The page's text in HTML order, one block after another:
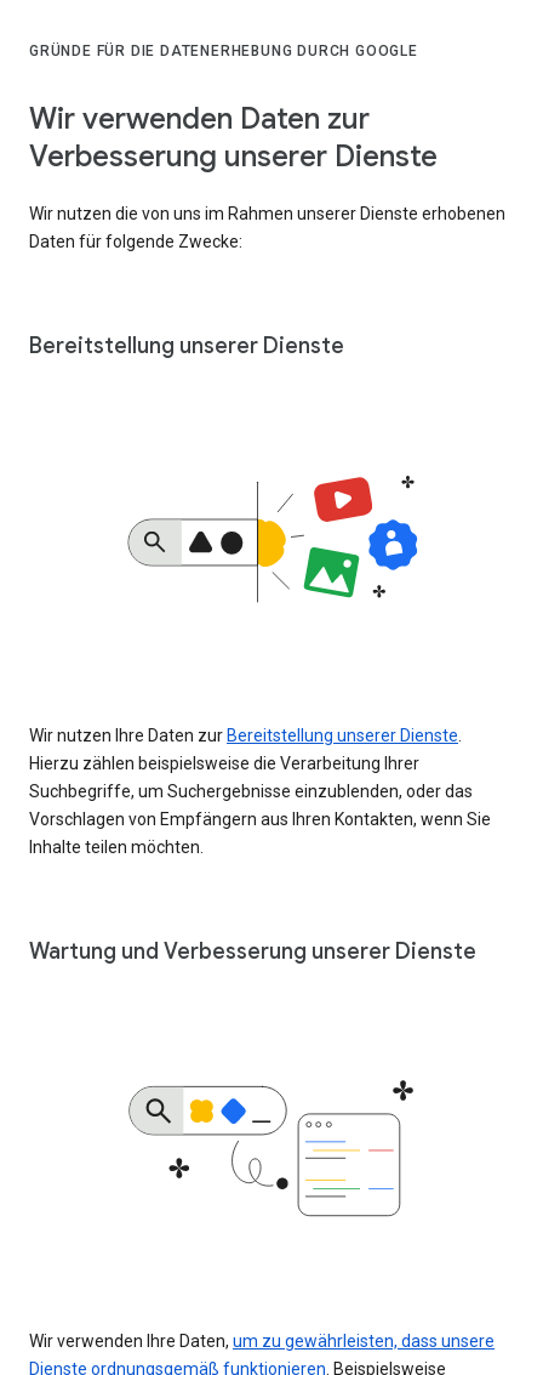
GRÜNDE FÜR DIE DATENERHEBUNG DURCH GOOGLE
Wir verwenden Daten zur
Verbesserung unserer Dienste
Wir nutzen die von uns im Rahmen unserer Dienste erhobenen
Daten für folgende Zwecke:
Bereitstellung unserer Dienste
Wir nutzen Ihre Daten zur Bereitstellung unserer Dienste
Hierzu zählen beispielsweise die Verarbeitung Ihrer
Suchbegriffe, um Suchergebnisse einzublenden, oder das
Vorschlagen von Empfängern aus Ihren Kontakten, wenn Sie
Inhalte teilen möchten.
Wartung und Verbesserung unserer Dienste
Wir verwenden Ihre Daten, um zu gewährleisten, dass unsere
Dienste ordnungsgemäß funktionieren . Beispielsweise